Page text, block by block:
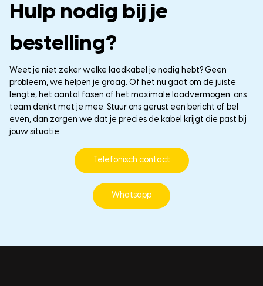
Hulp nodig bij je
bestelling?
Weet je niet zeker welke laadkabel je nodig hebt? Geen
probleem, we helpen je graag. Of het nu gaat om de juiste
lengte, het aantal fasen of het maximale laadvermogen: ons
team denkt met je mee. Stuur ons gerust een bericht of bel
even, dan zorgen we dat je precies de kabel krijgt die past bij
jouw situatie.
Telefonisch contact
Whatsapp